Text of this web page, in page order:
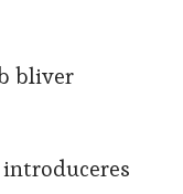
bliver